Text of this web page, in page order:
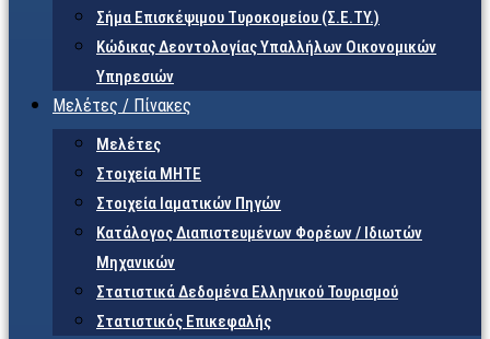
Σήμα Επισκέψιμου Τυροκομείου (Σ.Ε.TY.)
Κώδικας Δεοντολογίας Υπαλλήλων Οικονομικών
Υπηρεσιών
Μελέτες / Πίνακες
Μελέτες
Στοιχεία ΜΗΤΕ
Στοιχεία Ιαματικών Πηγών
Κατάλογος Διαπιστευμένων Φορέων / Ιδιωτών
Μηχανικών
Στατιστικά Δεδομένα Ελληνικού Τουρισμού
Στατιστικός Επικεφαλής